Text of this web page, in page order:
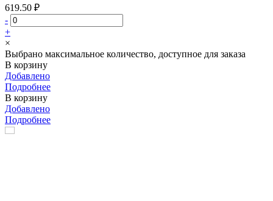
619.50 ₽
-
+
×
Выбрано максимальное количество, доступное для заказа
В корзину
Добавлено
Подробнее
В корзину
Добавлено
Подробнее